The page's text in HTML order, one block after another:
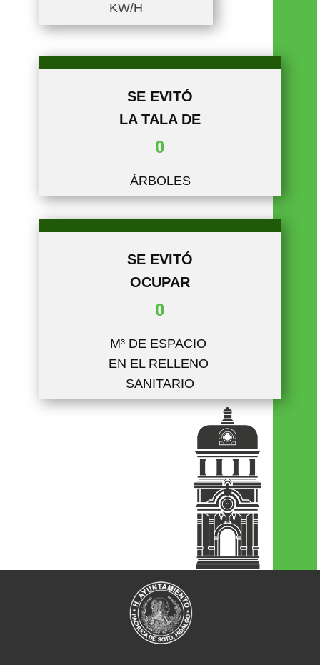
KW/H
SE EVITÓ
LA TALA DE
0
ÁRBO​LES
SE EVITÓ
OCUPAR
0
M³ DE ESPACIO
EN EL RELLENO
SANITARIO